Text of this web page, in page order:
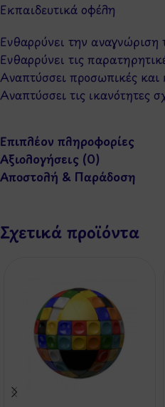
Εκπαιδευτικά οφέλη
Ενθαρρύνει την
Ενθαρρύνει τις
Αναπτύσσει προσωπικές και
Αναπτύσσει τις ικανότητες
Επιπλέον πληροφορίες
Αξιολογήσεις (0)
Αποστολή & Παράδοση
Σχετικά προϊόντα